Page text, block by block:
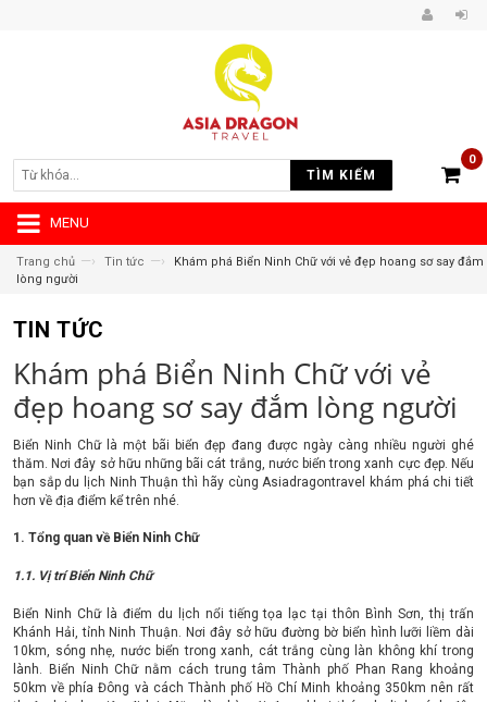
TÌM KIẾM
0
MENU
Trang chủ —› Tin tức —›
Khám phá Biển Ninh Chữ với vẻ đẹp hoang sơ say đắm
lòng người
TIN TỨC
Khám phá Biển Ninh Chữ với vẻ
đẹp hoang sơ say đắm lòng người
Biển Ninh Chữ là một bãi biển đẹp đang được ngày càng nhiều người ghé
thăm. Nơi đây sở hữu những bãi cát trắng, nước biển trong xanh cực đẹp. Nếu
bạn sắp du lịch Ninh Thuận thì hãy cùng Asiadragontravel khám phá chi tiết
hơn về địa điểm kể trên nhé.
1. Tổng quan về Biển Ninh Chữ
1.1. Vị trí Biển Ninh Chữ
Biển Ninh Chữ là điểm du lịch nổi tiếng tọa lạc tại thôn Bình Sơn, thị trấn
Khánh Hải, tỉnh Ninh Thuận. Nơi đây sở hữu đường bờ biển hình lưỡi liềm dài
10km, sóng nhẹ, nước biển trong xanh, cát trắng cùng làn không khí trong
lành. Biển Ninh Chữ nằm cách trung tâm Thành phố Phan Rang khoảng
50km về phía Đông và cách Thành phố Hồ Chí Minh khoảng 350km nên rất